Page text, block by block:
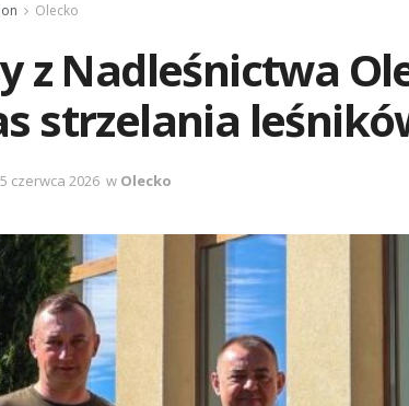
Olecko
z Nadleśnictwa
strzelania
5 czerwca 2026 w Olecko